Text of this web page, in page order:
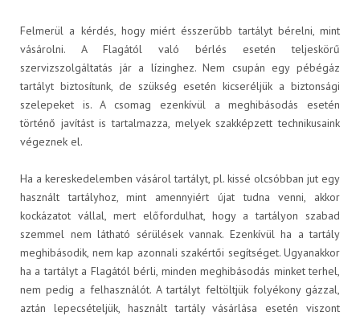
Karrier
Felmerül a kérdés, hogy miért ésszerűbb tartályt bérelni, mint
vásárolni. A Flagától való bérlés esetén teljeskörű
szervizszolgáltatás jár a lízinghez. Nem csupán egy pébégáz
tartályt biztosítunk, de szükség esetén kicseréljük a biztonsági
szelepeket is. A csomag ezenkívül a meghibásodás esetén
történő javítást is tartalmazza, melyek szakképzett technikusaink
végeznek el.
Ha a kereskedelemben vásárol tartályt, pl. kissé olcsóbban jut egy
használt tartályhoz, mint amennyiért újat tudna venni, akkor
kockázatot vállal, mert előfordulhat, hogy a tartályon szabad
szemmel nem látható sérülések vannak. Ezenkívül ha a tartály
meghibásodik, nem kap azonnali szakértői segítséget. Ugyanakkor
ha a tartályt a Flagától bérli, minden meghibásodás minket terhel,
nem pedig a felhasználót. A tartályt feltöltjük folyékony gázzal,
aztán lepecsételjük, használt tartály vásárlása esetén viszont